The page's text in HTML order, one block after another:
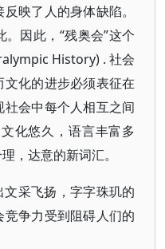
映了人的身体缺陷。
。因此，“残奥会”这个
History) . 社会
化的进步必须表征在
会中每个人相互之间
化悠久，语言丰富多
，达意的新词汇。
采飞扬，字字珠玑的
争力受到阻碍人们的